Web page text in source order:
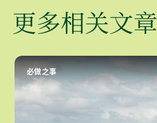
更多相关文章
必做之事